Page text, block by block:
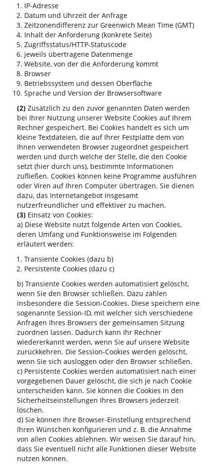
IP-Adresse
Datum und Uhrzeit der Anfrage
Zeitzonendifferenz zur Greenwich Mean Time (GMT)
Inhalt der Anforderung (konkrete Seite)
Zugriffsstatus/HTTP-Statuscode
jeweils übertragene Datenmenge
Website, von der die Anforderung kommt
Browser
Betriebssystem und dessen Oberfläche
Sprache und Version der Browsersoftware
(2) Zusätzlich zu den zuvor genannten Daten werden
bei Ihrer Nutzung unserer Website Cookies auf Ihrem
Rechner gespeichert. Bei Cookies handelt es sich um
kleine Textdateien, die auf Ihrer Festplatte dem von
Ihnen verwendeten Browser zugeordnet gespeichert
werden und durch welche der Stelle, die den Cookie
setzt (hier durch uns), bestimmte Informationen
zufließen. Cookies können keine Programme ausführen
oder Viren auf Ihren Computer übertragen. Sie dienen
dazu, das Internetangebot insgesamt
nutzerfreundlicher und effektiver zu machen.
(3) Einsatz von Cookies:
a) Diese Website nutzt folgende Arten von Cookies,
deren Umfang und Funktionsweise im Folgenden
erläutert werden:
Transiente Cookies (dazu b)
Persistente Cookies (dazu c)
b) Transiente Cookies werden automatisiert gelöscht,
wenn Sie den Browser schließen. Dazu zählen
insbesondere die Session-Cookies. Diese speichern eine
sogenannte Session-ID, mit welcher sich verschiedene
Anfragen Ihres Browsers der gemeinsamen Sitzung
zuordnen lassen. Dadurch kann Ihr Rechner
wiedererkannt werden, wenn Sie auf unsere Website
zurückkehren. Die Session-Cookies werden gelöscht,
wenn Sie sich ausloggen oder den Browser schließen.
c) Persistente Cookies werden automatisiert nach einer
vorgegebenen Dauer gelöscht, die sich je nach Cookie
unterscheiden kann. Sie können die Cookies in den
Sicherheitseinstellungen Ihres Browsers jederzeit
löschen.
d) Sie können Ihre Browser-Einstellung entsprechend
Ihren Wünschen konfigurieren und z. B. die Annahme
von allen Cookies ablehnen. Wir weisen Sie darauf hin,
dass Sie eventuell nicht alle Funktionen dieser Website
nutzen können.